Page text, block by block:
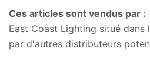
Ces articles sont vendus par :
East Coast Lighting situé dans
par d'autres distributeurs